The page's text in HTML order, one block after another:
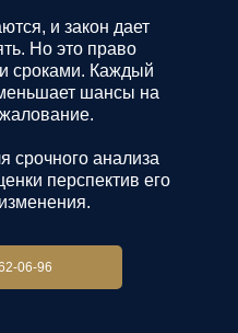
и закон дает
Но это право
сроками. Каждый
шансы на
срочного анализа
перспектив его
06-96